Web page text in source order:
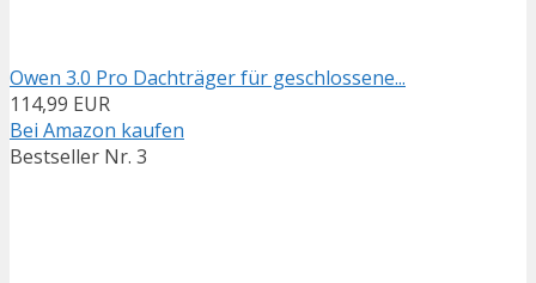
Owen 3.0 Pro Dachträger für geschlossene...
114,99 EUR
Bei Amazon kaufen
Bestseller Nr. 3